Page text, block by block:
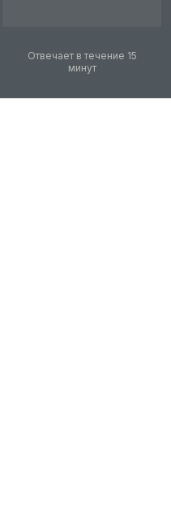
Отвечает в течение 15
минут